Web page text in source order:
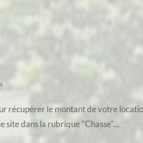
récupérer le montant de votre
site dans la rubrique "Chasse"...